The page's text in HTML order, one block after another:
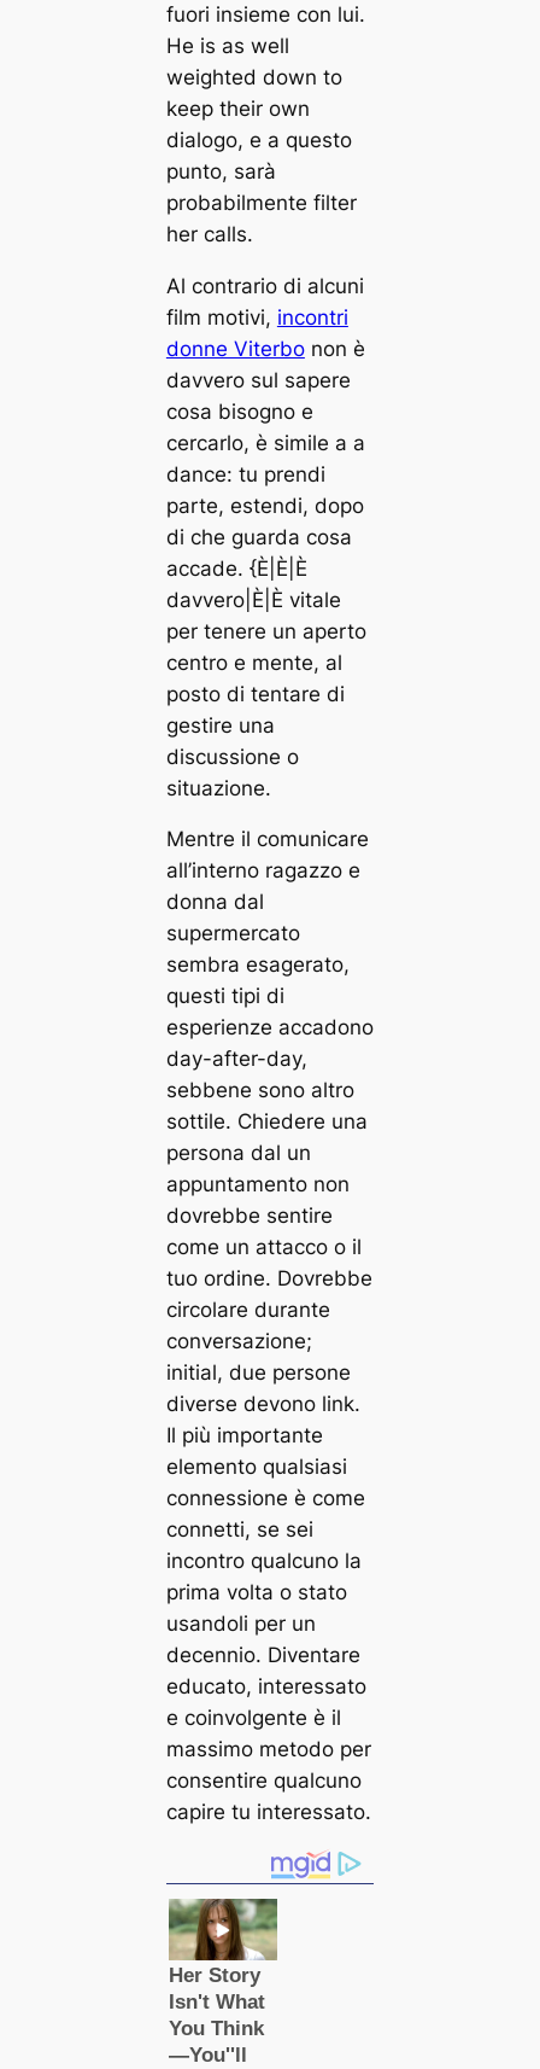
fuori insieme con lui.
He is as well
weighted down to
keep their own
dialogo, e a questo
punto, sarà
probabilmente filter
her calls.
Al contrario di alcuni
film motivi, incontri
donne Viterbonon è
davvero sul sapere
cosa bisogno e
cercarlo, è simile a a
dance: tu prendi
parte, estendi, dopo
di che guarda cosa
accade. {È|È|È
davvero|È|È vitale
per tenere un aperto
centro e mente, al
posto di tentare di
gestire una
discussione o
situazione.
Mentre il comunicare
all’interno ragazzo e
donna dal
supermercato
sembra esagerato,
questi tipi di
esperienze accadono
day-after-day,
sebbene sono altro
sottile. Chiedere una
persona dal un
appuntamento non
dovrebbe sentire
come un attacco o il
tuo ordine. Dovrebbe
circolare durante
conversazione;
initial, due persone
diverse devono link.
Il più importante
elemento qualsiasi
connessione è come
connetti, se sei
incontro qualcuno la
prima volta o stato
usandoli per un
decennio. Diventare
educato, interessato
e coinvolgente è il
massimo metodo per
consentire qualcuno
capire tu interessato.